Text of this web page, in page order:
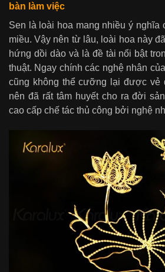
bàn làm việc
Sen là loài hoa mang nhiều ý nghĩa
miều. Vậy nên từ lâu, loài hoa này
hứng dồi dào và là đề tài nổi bật
thuật. Ngay chính các nghệ nhân
cũng không thể cưỡng lại được vẻ
nên đã rất tâm huyết cho ra đời
cao cấp chế tác thủ công bởi nghệ